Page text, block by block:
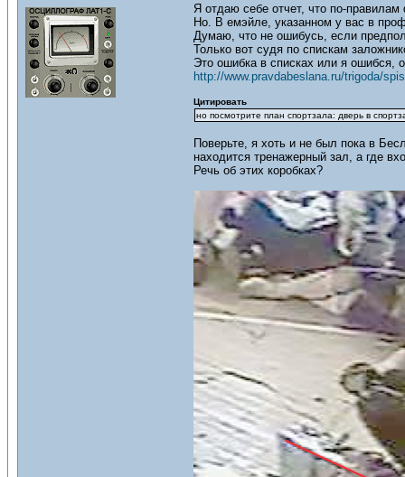
Я отдаю себе отчет, что по-
Но. В емэйле, указанном у вас в
Думаю, что не ошибусь, если
Только вот судя по спискам
Это ошибка в списках или я ошибся,
http://www.pravdabeslana.ru/trigoda/
Цитировать
но посмотрите план спортзала: дверь в
Поверьте, я хоть и не был пока в
находится тренажерный зал, а где
Речь об этих коробках?